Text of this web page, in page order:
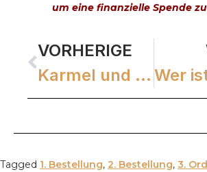
um eine finanzielle Spende
VORHERIGE
Karmel und Musik WEBINAR
Tagged 1. Bestellung, 2. Bestellung, 3.